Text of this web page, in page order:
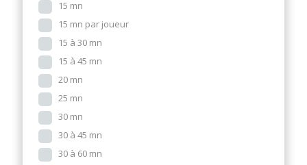
15 mn
15 mn par joueur
15 à 30 mn
15 à 45 mn
20 mn
25 mn
30 mn
30 à 45 mn
30 à 60 mn